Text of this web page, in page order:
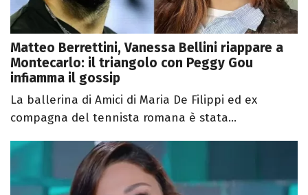
Matteo Berrettini, Vanessa Bellini riappare a
Montecarlo: il triangolo con Peggy Gou
infiamma il gossip
La ballerina di Amici di Maria De Filippi ed ex
compagna del tennista romana è stata...